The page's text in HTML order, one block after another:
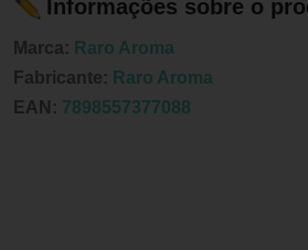
Informações sobre o
Marca: Raro Aroma
Fabricante: Raro Aroma
EAN: 7898557377088